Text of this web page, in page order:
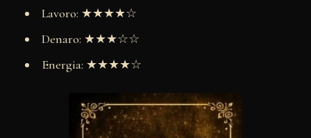
Lavoro: ★★★★☆
Denaro: ★★★☆☆
Energia: ★★★★☆